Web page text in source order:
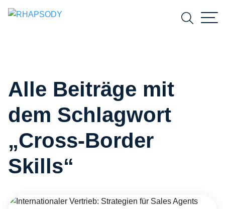
Suchen
Alle Beiträge mit
dem Schlagwort
„Cross-Border
Skills“